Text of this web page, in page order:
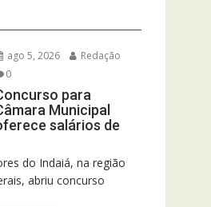
ago 5, 2026
Redação
0
para
Municipal
salários de
do Indaiá, na região
abriu concurso